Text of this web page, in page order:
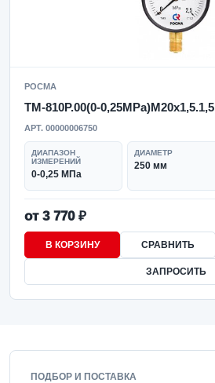
РОСМА
ТМ-810Р.00(0-0,25MPa)M20x1,5.1,5
АРТ. 00000006750
ДИАПАЗОН
ИЗМЕРЕНИЙ
0-0,25 МПа
ДИАМЕТР
250 мм
от 3 770 ₽
В КОРЗИНУ СРАВНИТЬ
ЗАПРОСИТЬ
ПОДБОР И ПОСТАВКА